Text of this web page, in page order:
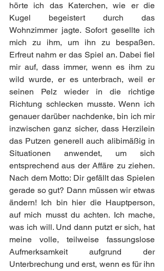
hörte ich das Katerchen, wie er die
Kugel begeistert durch das
Wohnzimmer jagte. Sofort gesellte ich
mich zu ihm, um ihn zu bespaßen.
Erfreut nahm er das Spiel an. Dabei fiel
mir auf, dass immer, wenn es ihm zu
wild wurde, er es unterbrach, weil er
seinen Pelz wieder in die richtige
Richtung schlecken musste. Wenn ich
genauer darüber nachdenke, bin ich mir
inzwischen ganz sicher, dass Herzilein
das Putzen generell auch alibimäßig in
Situationen anwendet, um sich
entsprechend aus der Affäre zu ziehen.
Nach dem Motto: Dir gefällt das Spielen
gerade so gut? Dann müssen wir etwas
ändern! Ich bin hier die Hauptperson,
auf mich musst du achten. Ich mache,
was ich will. Und dann putzt er sich, hat
meine volle, teilweise fassungslose
Aufmerksamkeit aufgrund der
Unterbrechung und erst, wenn es für ihn